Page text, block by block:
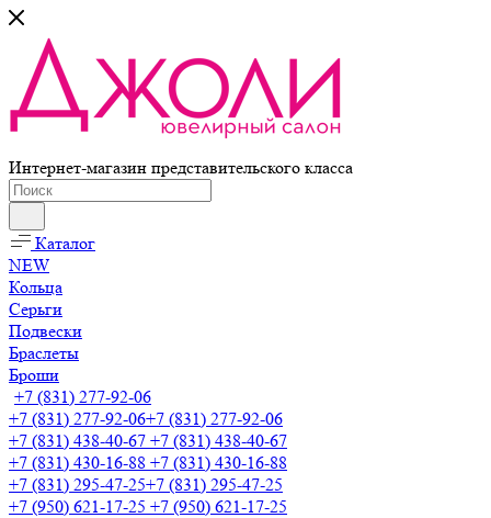
Интернет-магазин представительского класса
Каталог
NEW
Кольца
Серьги
Подвески
Браслеты
Броши
+7 (831) 277-92-06
+7 (831) 277-92-06+7 (831) 277-92-06
+7 (831) 438-40-67 +7 (831) 438-40-67
+7 (831) 430-16-88 +7 (831) 430-16-88
+7 (831) 295-47-25+7 (831) 295-47-25
+7 (950) 621-17-25 +7 (950) 621-17-25